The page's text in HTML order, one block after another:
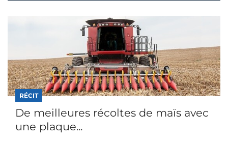
RÉCIT
De meilleures récoltes de maïs avec
une plaque...